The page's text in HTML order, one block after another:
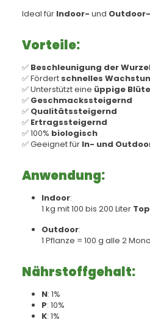
Ideal für Indoor- und
Vorteile:
✅ Beschleunigung der
✅ Fördert schnelles
✅ Unterstützt eine üppige Blüte
✅ Geschmackssteigernd
✅ Qualitätssteigernd
✅ Ertragssteigernd
✅ 100% biologisch
✅ Geeignet für In- und
Anwendung:
Indoor:
1 kg mit 100 bis 200 Liter
Outdoor:
1 Pflanze = 100 g alle 2
Nährstoffgehalt:
N: 1%
P: 10%
K: 1%